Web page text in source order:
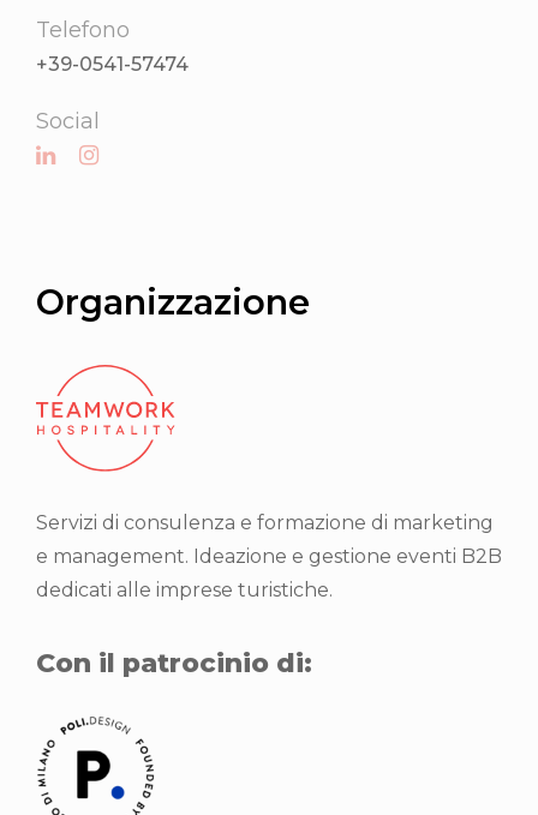
Telefono
+39-0541-57474
Social
Organizzazione
Servizi di consulenza e formazione di marketing
e management. Ideazione e gestione eventi B2B
dedicati alle imprese turistiche.
Con il patrocinio di: